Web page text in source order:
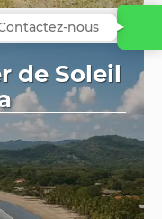
de Soleil
nous